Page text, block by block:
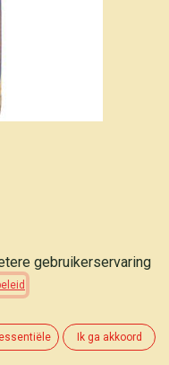
gebruikerservaring
Ik ga akkoord